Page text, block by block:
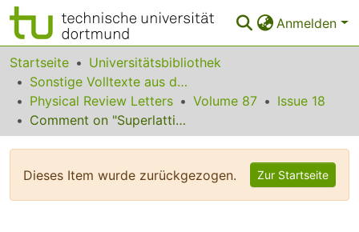
Anmelden
Bereiche & Sammlungen
Das gesamte Repositorium
Statistiken
Startseite
Universitätsbibliothek
Sonstige Volltexte aus dem Bibliotheksangebot
Physical Review Letters
Volume 87
Issue 18
Comment on "Superlattice, Rhombus, Square, and Hexagonal Standing Waves in Magnetically Driven Ferrofluid Surface"
Dieses Item wurde zurückgezogen. Zur Startseite